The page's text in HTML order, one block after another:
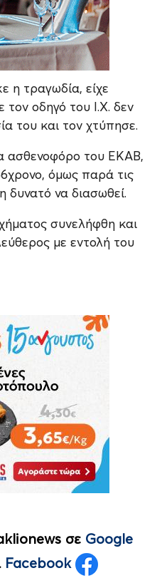
η τραγωδία, είχε
τον οδηγό του Ι.Χ. δεν
του και τον χτύπησε.
ασθενοφόρο του ΕΚΑΒ,
όμως παρά τις
δυνατό να διασωθεί.
συνελήφθη και
με εντολή του
σε Google
Facebook